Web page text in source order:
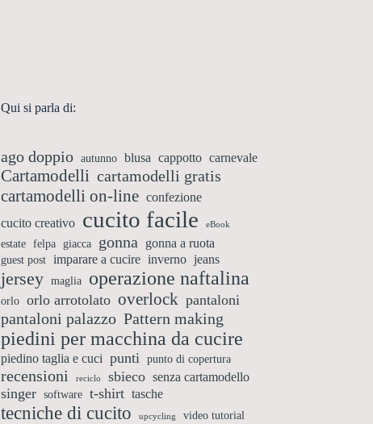
Qui si parla di:
ago doppio autunno blusa cappotto carnevale
Cartamodelli cartamodelli gratis
cartamodelli on-line confezione
cucito creativo cucito facile eBook
estate felpa giacca gonna gonna a ruota
guest post imparare a cucire inverno jeans
jersey maglia operazione naftalina
orlo orlo arrotolato overlock pantaloni
pantaloni palazzo Pattern making
piedini per macchina da cucire
piedino taglia e cuci punti punto di copertura
recensioni reciclo sbieco senza cartamodello
singer software t-shirt tasche
tecniche di cucito upcycling video tutorial